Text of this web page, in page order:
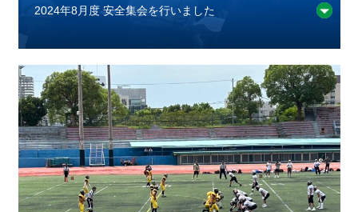
2024年8月度 安全集会を行いました